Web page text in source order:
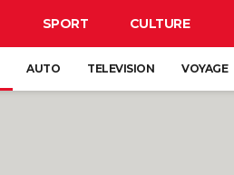
SPORT CULTURE
AUTO TELEVISION VOYAGE